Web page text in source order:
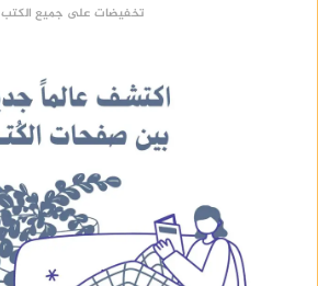
تخفيضات على جميع الكتب